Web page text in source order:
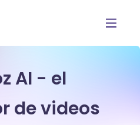
AI - el
de videos